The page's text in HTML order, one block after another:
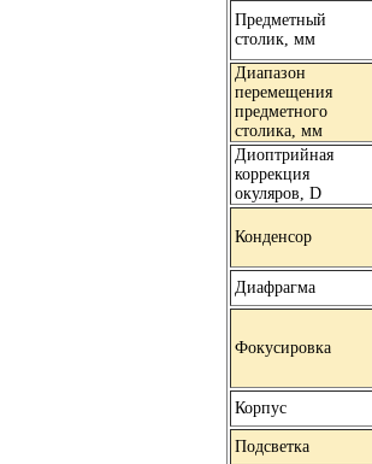
Предметный
столик, мм
Диапазон
перемещения
предметного
столика, мм
Диоптрийная
коррекция
окуляров, D
Конденсор
Диафрагма
Фокусировка
Корпус
Подсветка